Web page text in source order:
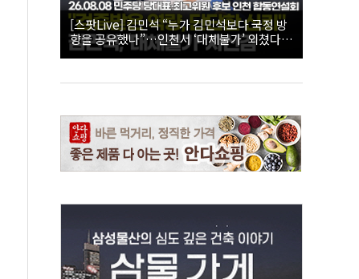
[스팟Live] 김민석 “누가 김민석보다 국정 방
향을 공유했나”…인천서 ‘대체불가’ 외쳤다 |
26.08.08 더불어민주당 당대표·최고위원 후